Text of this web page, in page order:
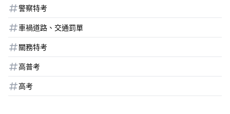
警察特考
車禍道路、交通罰單
關務特考
高普考
高考